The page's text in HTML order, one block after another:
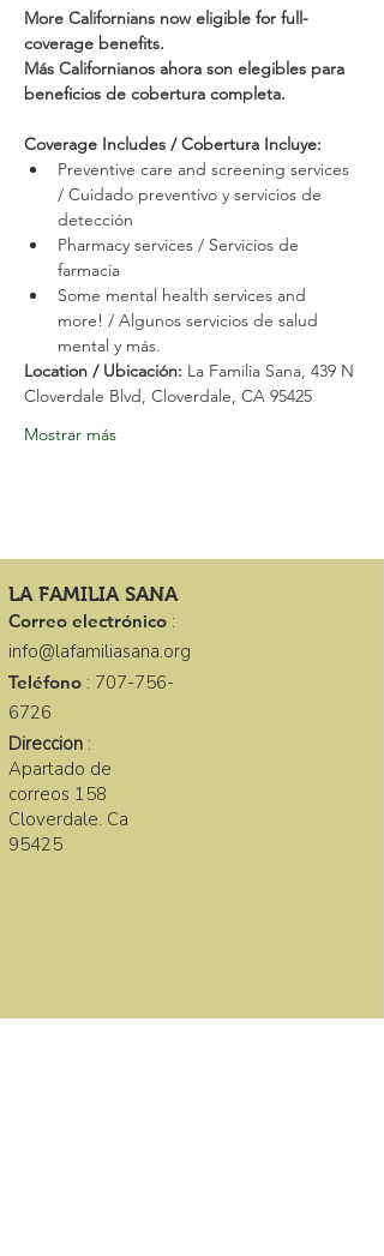
More Californians now eligible for full-
coverage benefits.
Más Californianos ahora son elegibles para
beneficios de cobertura completa.
Coverage Includes / Cobertura Incluye:
Preventive care and screening services
/ Cuidado preventivo y servicios de
detección
Pharmacy services / Servicios de
farmacia
Some mental health services and
more! / Algunos servicios de salud
mental y más.
Location / Ubicación: La Familia Sana, 439 N
Cloverdale Blvd, Cloverdale, CA 95425
Mostrar más
LA FAMILIA SANA
Correo electrónico :
info@lafamiliasana.org
Teléfono : 707-756-
6726
Direccion :
Apartado de
correos 158
Cloverdale. Ca
95425